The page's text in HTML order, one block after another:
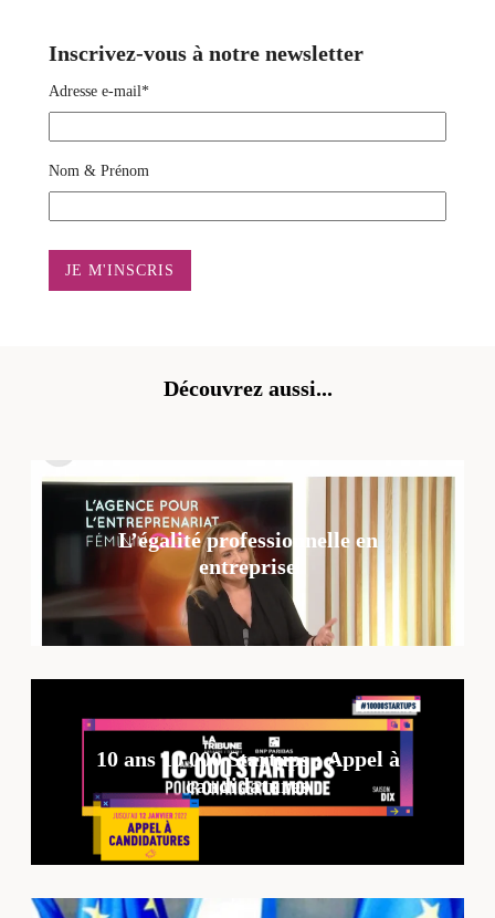
Inscrivez-vous à notre newsletter
Adresse e-mail*
Nom & Prénom
Découvrez aussi...
L’égalité professionnelle en
entreprise
10 ans 10 000 Startups : Appel à
candidatures